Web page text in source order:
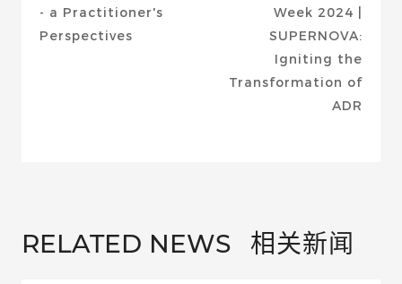
- a Practitioner's
Perspectives
Week 2024 |
SUPERNOVA:
Igniting the
Transformation of
ADR
RELATED NEWS 相关新闻